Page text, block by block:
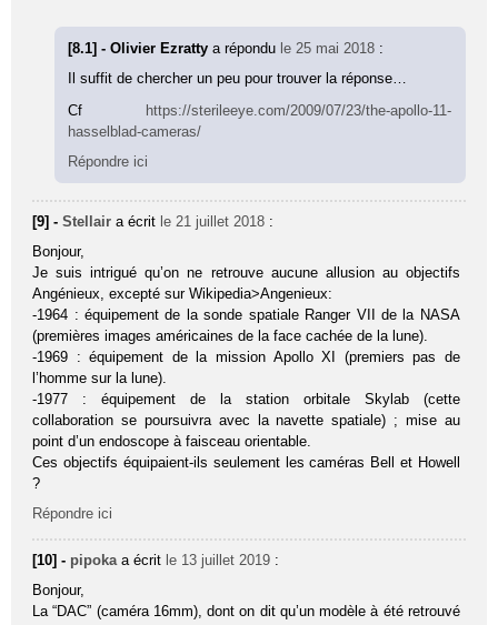
[8.1] - Olivier Ezrattya répondu le 25 mai 2018 :
Il suffit de chercher un peu pour trouver la réponse…
Cf
https://sterileeye.com/2009/07/23/the-apollo-11-
hasselblad-cameras/
Répondre ici
[9] -Stellair a écrit le 21 juillet 2018 :
Bonjour,
Je suis intrigué qu’on ne retrouve aucune allusion au objectifs
Angénieux, excepté sur Wikipedia>Angenieux:
-1964 : équipement de la sonde spatiale Ranger VII de la NASA
(premières images américaines de la face cachée de la lune).
-1969 : équipement de la mission Apollo XI (premiers pas de
l’homme sur la lune).
-1977 : équipement de la station orbitale Skylab (cette
collaboration se poursuivra avec la navette spatiale) ; mise au
point d’un endoscope à faisceau orientable.
Ces objectifs équipaient-ils seulement les caméras Bell et Howell
?
Répondre ici
[10] - pipoka a écrit le 13 juillet 2019 :
Bonjour,
La “DAC” (caméra 16mm), dont on dit qu’un modèle à été retrouvé